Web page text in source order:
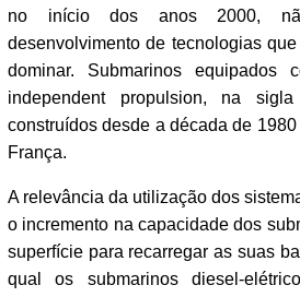
no início dos anos 2000,
desenvolvimento de tecnologias
dominar. Submarinos equipados
independent propulsion, na
construídos desde a década de
França.
A relevância da utilização dos
o incremento na capacidade dos
superfície para recarregar as suas
qual os submarinos diesel-